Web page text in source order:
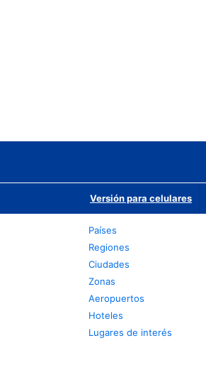
Versión para celulares
Países
Regiones
Ciudades
Zonas
Aeropuertos
Hoteles
Lugares de interés